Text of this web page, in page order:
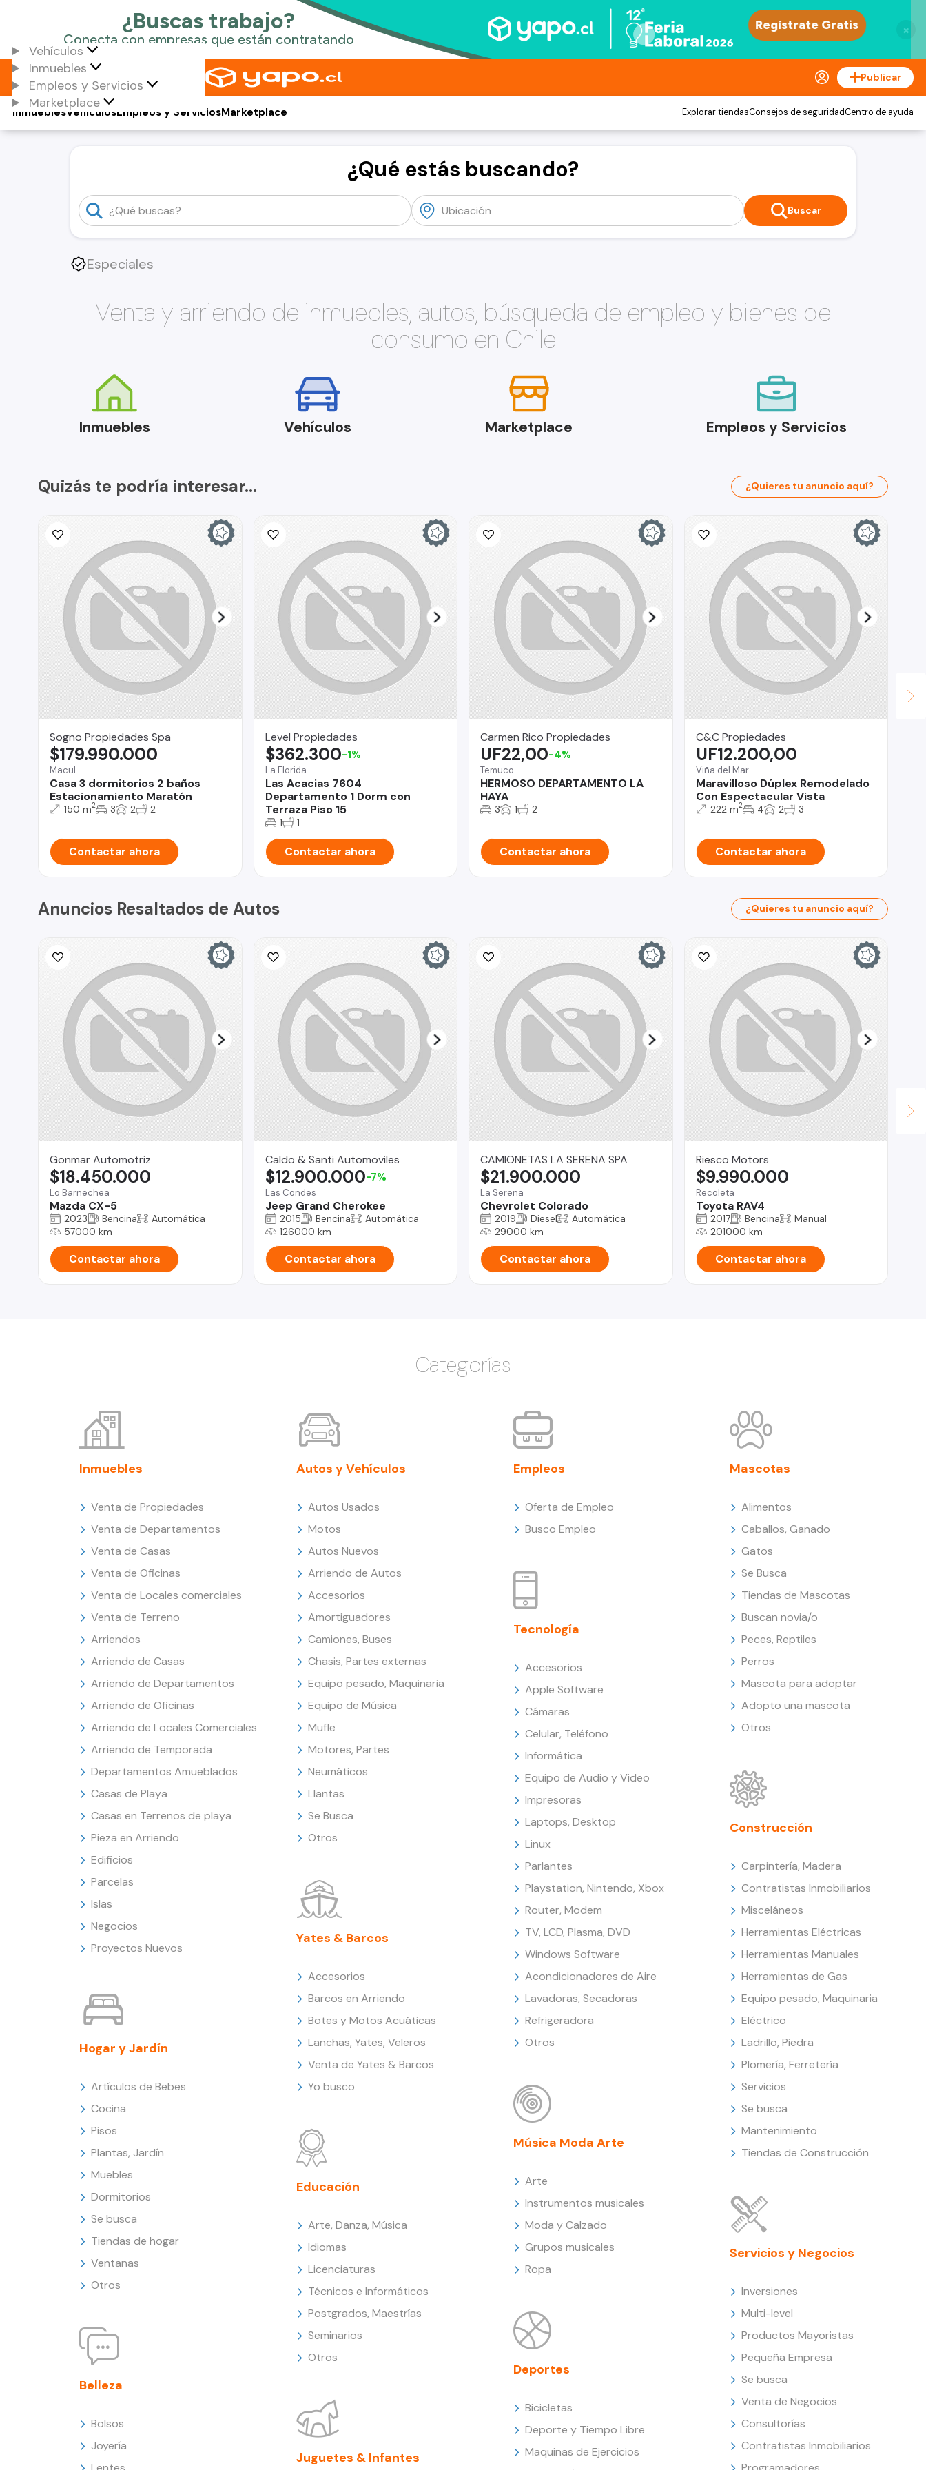
×
Vehículos
Inmuebles
Empleos y Servicios
Marketplace
Publicar
Vehículos
Inmuebles Empleos y ServiciosMarketplace Explorar tiendasConsejos de seguridadCentro de ayuda
¿Qué estás buscando?
Buscar
Especiales
Venta y arriendo de inmuebles, autos, búsqueda de empleo y bienes de
consumo en Chile
Inmuebles Vehículos Marketplace Empleos y Servicios
Quizás te podría interesar... ¿Quieres tu anuncio aquí?
Sogno Propiedades Spa
Macul
Casa 3 dormitorios 2 baños
Estacionamiento Maratón
$179.990.000
150 m2 3 2 2
Contactar ahora
Level Propiedades
La Florida
Las Acacias 7604
Departamento 1 Dorm con
Terraza Piso 15
$362.300-1%
1 1
Contactar ahora
Carmen Rico Propiedades
Temuco
HERMOSO DEPARTAMENTO LA
HAYA
UF22,00-4%
3 1 2
Contactar ahora
C&C Propiedades
Viña del Mar
Maravilloso Dúplex Remodelado
Con Espectacular Vista
UF12.200,00
222 m2 4 2 3
Contactar ahora
Anuncios Resaltados de Autos ¿Quieres tu anuncio aquí?
Gonmar Automotriz
Lo Barnechea
Mazda CX-5
$18.450.000
2023 Bencina
Automática
57000 km
Contactar ahora
Caldo & Santi Automoviles
Las Condes
Jeep Grand Cherokee
$12.900.000-7%
2015 Bencina
Automática
126000 km
Contactar ahora
CAMIONETAS LA SERENA SPA
La Serena
Chevrolet Colorado
$21.900.000
2019 Diesel
Automática
29000 km
Contactar ahora
Riesco Motors
Recoleta
Toyota RAV4
$9.990.000
2017 Bencina
Manual
201000 km
Contactar ahora
Categorías
Inmuebles
Venta de Propiedades
Venta de Departamentos
Venta de Casas
Venta de Oficinas
Venta de Locales comerciales
Venta de Terreno
Arriendos
Arriendo de Casas
Arriendo de Departamentos
Arriendo de Oficinas
Arriendo de Locales Comerciales
Arriendo de Temporada
Departamentos Amueblados
Casas de Playa
Casas en Terrenos de playa
Pieza en Arriendo
Edificios
Parcelas
Islas
Negocios
Proyectos Nuevos
Hogar y Jardín
Artículos de Bebes
Cocina
Pisos
Plantas, Jardín
Muebles
Dormitorios
Se busca
Tiendas de hogar
Ventanas
Otros
Belleza
Bolsos
Joyería
Autos y Vehículos
Autos Usados
Motos
Autos Nuevos
Arriendo de Autos
Accesorios
Amortiguadores
Camiones, Buses
Chasis, Partes externas
Equipo pesado, Maquinaria
Equipo de Música
Mufle
Motores, Partes
Neumáticos
Llantas
Se Busca
Otros
Yates & Barcos
Accesorios
Barcos en Arriendo
Botes y Motos Acuáticas
Lanchas, Yates, Veleros
Venta de Yates & Barcos
Yo busco
Educación
Arte, Danza, Música
Idiomas
Licenciaturas
Técnicos e Informáticos
Postgrados, Maestrías
Seminarios
Otros
Juguetes & Infantes
Empleos
Oferta de Empleo
Busco Empleo
Tecnología
Accesorios
Apple Software
Cámaras
Celular, Teléfono
Informática
Equipo de Audio y Video
Impresoras
Laptops, Desktop
Linux
Parlantes
Playstation, Nintendo, Xbox
Router, Modem
TV, LCD, Plasma, DVD
Windows Software
Acondicionadores de Aire
Lavadoras, Secadoras
Refrigeradora
Otros
Música Moda Arte
Arte
Instrumentos musicales
Moda y Calzado
Grupos musicales
Ropa
Deportes
Bicicletas
Deporte y Tiempo Libre
Maquinas de Ejercicios
Mascotas
Alimentos
Caballos, Ganado
Gatos
Se Busca
Tiendas de Mascotas
Buscan novia/o
Peces, Reptiles
Perros
Mascota para adoptar
Adopto una mascota
Otros
Construcción
Carpintería, Madera
Contratistas Inmobiliarios
Misceláneos
Herramientas Eléctricas
Herramientas Manuales
Herramientas de Gas
Equipo pesado, Maquinaria
Eléctrico
Ladrillo, Piedra
Plomería, Ferretería
Servicios
Se busca
Mantenimiento
Tiendas de Construcción
Servicios y Negocios
Inversiones
Multi-level
Productos Mayoristas
Pequeña Empresa
Se busca
Venta de Negocios
Consultorías
Contratistas Inmobiliarios